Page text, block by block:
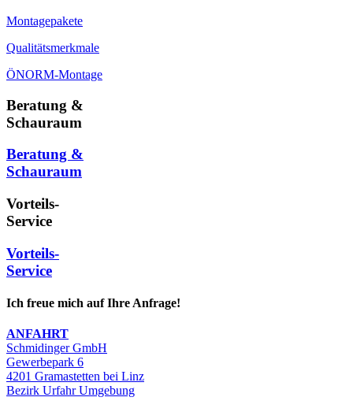
Montagepakete
Qualitätsmerkmale
ÖNORM-Montage
Beratung &
Schauraum
Beratung &
Schauraum
Vorteils-
Service
Vorteils-
Service
Ich freue mich auf Ihre Anfrage!
ANFAHRT
Schmidinger GmbH
Gewerbepark 6
4201 Gramastetten bei Linz
Bezirk Urfahr Umgebung